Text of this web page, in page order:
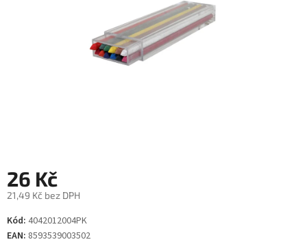
26 Kč
21,49 Kč bez DPH
Měrná
cena:
Kód: 4042012004PK
EAN: 8593539003502